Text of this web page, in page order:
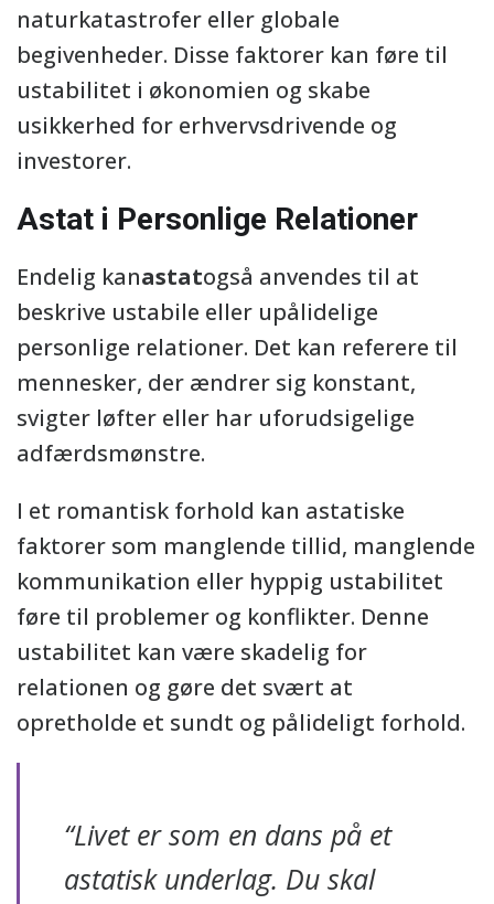
naturkatastrofer eller globale
begivenheder. Disse faktorer kan føre til
ustabilitet i økonomien og skabe
usikkerhed for erhvervsdrivende og
investorer.
Astat i Personlige Relationer
Endelig kanastatogså anvendes til at
beskrive ustabile eller upålidelige
personlige relationer. Det kan referere til
mennesker, der ændrer sig konstant,
svigter løfter eller har uforudsigelige
adfærdsmønstre.
I et romantisk forhold kan astatiske
faktorer som manglende tillid, manglende
kommunikation eller hyppig ustabilitet
føre til problemer og konflikter. Denne
ustabilitet kan være skadelig for
relationen og gøre det svært at
opretholde et sundt og pålideligt forhold.
“Livet er som en dans på et
astatisk underlag. Du skal